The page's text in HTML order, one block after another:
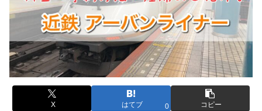
X はてブ 0 コピー